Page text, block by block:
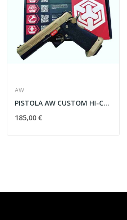
AW
PISTOLA AW CUSTOM HI-CAPA HX1103 FULL METAL
185,00 €